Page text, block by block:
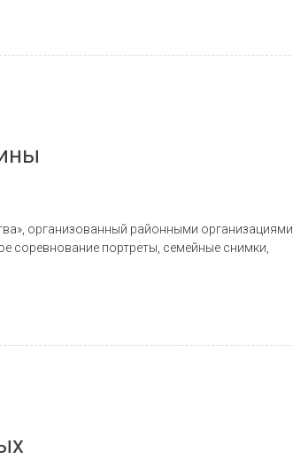
организованный районными организациями
портреты, семейные снимки,